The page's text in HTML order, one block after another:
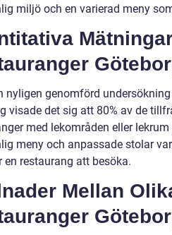
miljö och en varierad meny
nyligen genomförd
visade det sig att 80% av de
med lekområden eller
meny och anpassade stolar
en restaurang att besöka.
Mellan